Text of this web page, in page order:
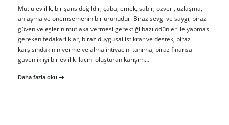
Mutlu evlilik, bir şans değildir; çaba, emek, sabır, özveri, uzlaşma,
anlaşma ve önemsemenin bir ürünüdür. Biraz sevgi ve saygı, biraz
güven ve eşlerin mutlaka vermesi gerektiği bazı ödünler ile yapması
gereken fedakarlıklar, biraz duygusal istikrar ve destek, biraz
karşısındakinin verme ve alma ihtiyacını tanıma, biraz finansal
güvenlik iyi bir evlilik ilacını oluşturan karışım...
Daha fazla oku